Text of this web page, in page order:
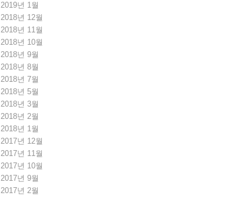
2019년 1월
2018년 12월
2018년 11월
2018년 10월
2018년 9월
2018년 8월
2018년 7월
2018년 5월
2018년 3월
2018년 2월
2018년 1월
2017년 12월
2017년 11월
2017년 10월
2017년 9월
2017년 2월